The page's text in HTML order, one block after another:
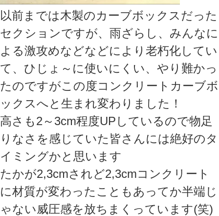
以前までは木製のカーブボックスだった
セクションですが、雨ざらし、みんなに
よる激攻めなどなどにより老朽化してい
て、ひじょ～に使いにくい、やり難かっ
たのですがこの度コンクリートカーブボ
ックスへと生まれ変わりました！
高さも2～3cm程度UPしているので物足
りなさを感じていた皆さんには絶好のタ
イミングかと思います
たかが2,3cmされど2,3cmコンクリート
に材質が変わったこともあってか半端じ
ゃない威圧感を放ちまくっています(笑)